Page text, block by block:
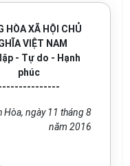
HÒA XÃ HỘI CHỦ
VIỆT NAM
- Tự do - Hạnh
phúc
Hòa, ngày 11 tháng 8
năm 2016